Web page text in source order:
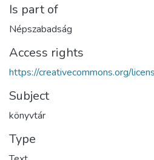
Is part of
Népszabadság
Access rights
https://creativecommons.org/
Subject
könyvtár
Type